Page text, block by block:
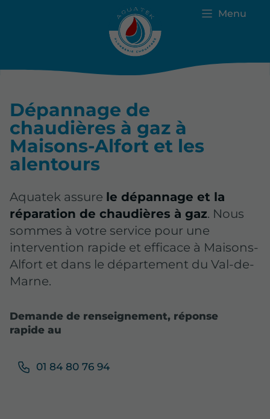
Menu
Dépannage de
chaudières à gaz à
Maisons-Alfort et les
alentours
Aquatek assure le dépannage et la
réparation de chaudières à gaz. Nous
sommes à votre service pour une
intervention rapide et efficace à Maisons-
Alfort et dans le département du Val-de-
Marne.
Demande de renseignement, réponse
rapide au
01 84 80 76 94